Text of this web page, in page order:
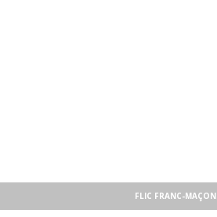
FLIC FRANC-MAÇON